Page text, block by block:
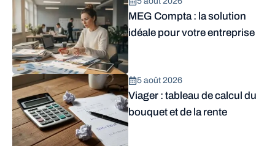
MEG Compta : la solution
idéale pour votre entreprise
5 août 2026
Viager : tableau de calcul du
bouquet et de la rente